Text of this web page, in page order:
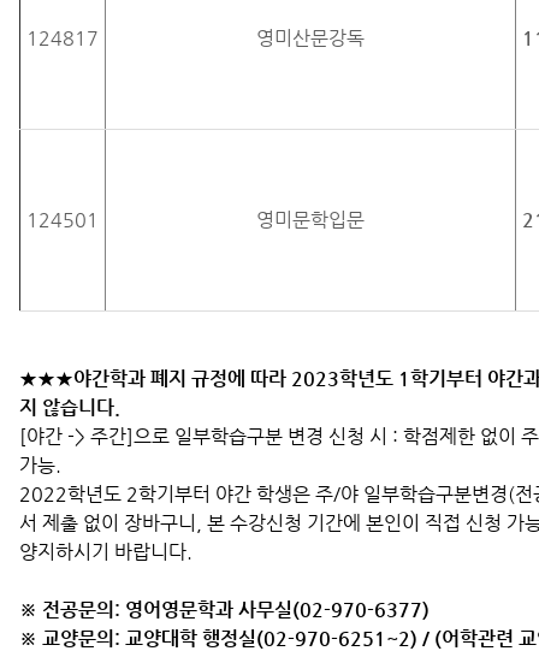
124817 영미산문강독
124501 영미문학입문
★★★야간학과 폐지 규정에 따라 2023학년도 1학기부터 야간
지 않습니다.
[야간 -> 주간]으로 일부학습구분 변경 신청 시 : 학점제한 없이
가능.
2022학년도 2학기부터 야간 학생은 주/야 일부학습구분변경(전
서 제출 없이 장바구니, 본 수강신청 기간에 본인이 직접 신청 가
양지하시기 바랍니다.
※ 전공문의: 영어영문학과 사무실(02-970-6377)
※ 교양문의: 교양대학 행정실(02-970-6251~2) / (어학관련 교